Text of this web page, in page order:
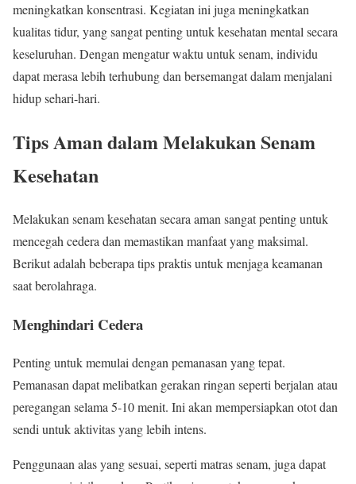
meningkatkan konsentrasi. Kegiatan ini juga meningkatkan
kualitas tidur, yang sangat penting untuk kesehatan mental secara
keseluruhan. Dengan mengatur waktu untuk senam, individu
dapat merasa lebih terhubung dan bersemangat dalam menjalani
hidup sehari-hari.
Tips Aman dalam Melakukan Senam
Kesehatan
Melakukan senam kesehatan secara aman sangat penting untuk
mencegah cedera dan memastikan manfaat yang maksimal.
Berikut adalah beberapa tips praktis untuk menjaga keamanan
saat berolahraga.
Menghindari Cedera
Penting untuk memulai dengan pemanasan yang tepat.
Pemanasan dapat melibatkan gerakan ringan seperti berjalan atau
peregangan selama 5-10 menit. Ini akan mempersiapkan otot dan
sendi untuk aktivitas yang lebih intens.
Penggunaan alas yang sesuai, seperti matras senam, juga dapat